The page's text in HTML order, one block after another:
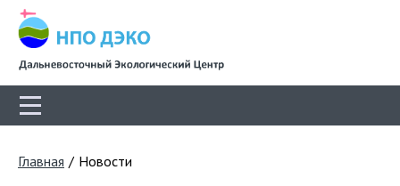
Главная / Новости